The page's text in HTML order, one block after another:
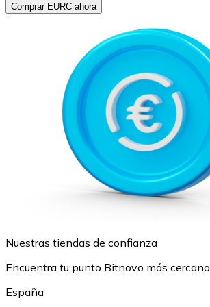
Comprar EURC ahora
Nuestras tiendas de confianza
Encuentra tu punto Bitnovo más cercano
España